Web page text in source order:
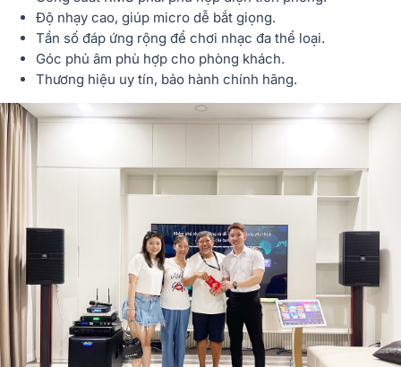
Độ nhạy cao, giúp micro dễ bắt giọng.
Tần số đáp ứng rộng để chơi nhạc đa thể loại.
Góc phủ âm phù hợp cho phòng khách.
Thương hiệu uy tín, bảo hành chính hãng.